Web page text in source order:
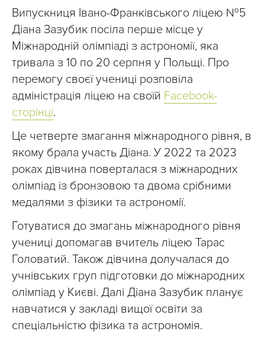
Випускниця Івано-Франківського ліцею №5
Діана Зазубик посіла перше місце у
Міжнародній олімпіаді з астрономії, яка
тривала з 10 по 20 серпня у Польщі. Про
перемогу своєї учениці розповіла
адміністрація ліцею на своїй Facebook-
сторінці.
Це четверте змагання міжнародного рівня, в
якому брала участь Діана. У 2022 та 2023
роках дівчина поверталася з міжнародних
олімпіад із бронзовою та двома срібними
медалями з фізики та астрономії.
Готуватися до змагань міжнародного рівня
учениці допомагав вчитель ліцею Тарас
Головатий. Також дівчина долучалася до
учнівських груп підготовки до міжнародних
олімпіад у Києві. Далі Діана Зазубик планує
навчатися у закладі вищої освіти за
спеціальністю фізика та астрономія.